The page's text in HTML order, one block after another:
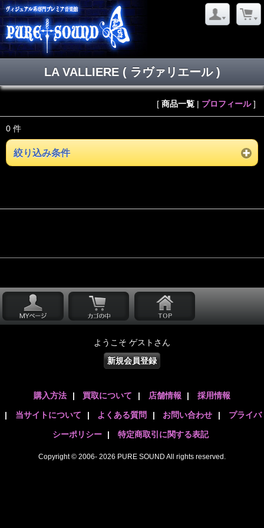
LA VALLIERE ( ラヴァリエール )
[ 商品一覧 | プロフィール]
0 件
絞り込み条件
ようこそ ゲストさん
新規会員登録
購入方法 | 買取について | 店舗情報 | 採用情報
| 当サイトについて | よくある質問 | お問い合わせ | プライバ
シーポリシー | 特定商取引に関する表記
Copyright © 2006- 2026 PURE SOUND All rights reserved.